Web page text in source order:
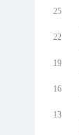
25
22
19
16
13